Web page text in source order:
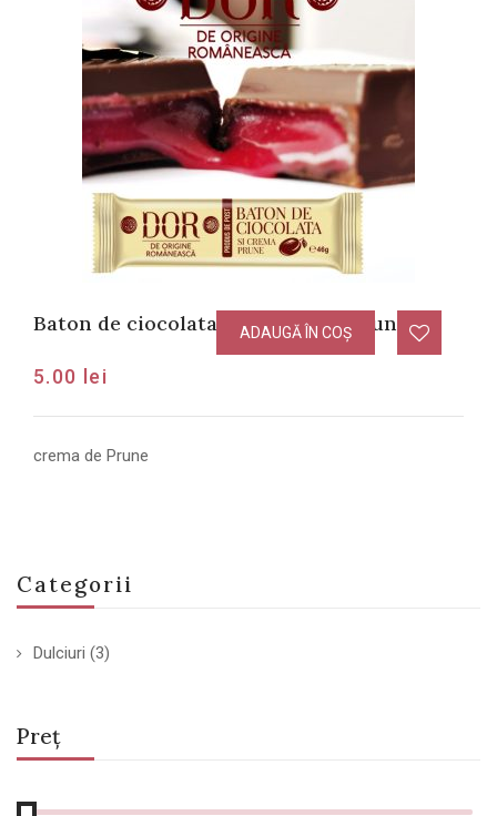
Categorii
Dulciuri (3)
Preț
Baton de ciocolata cu crema de Prune
5.00 lei
ADAUGĂ ÎN COȘ
crema de Prune